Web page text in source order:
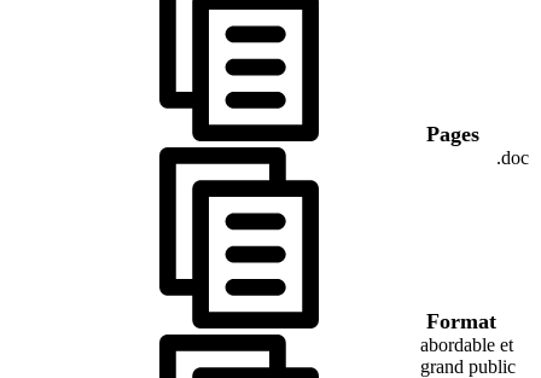
Pages
Format
.doc
abordable et
grand public